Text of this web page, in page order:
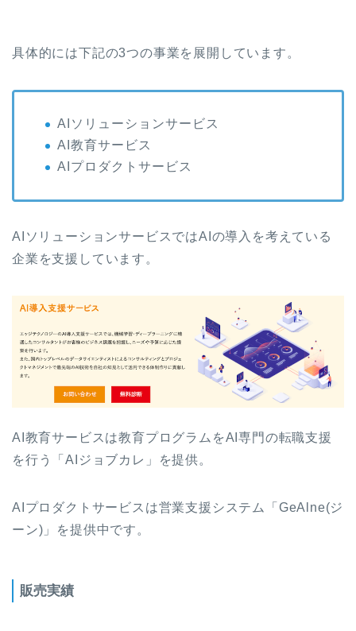
具体的には下記の3つの事業を展開しています。
AIソリューションサービス
AI教育サービス
AIプロダクトサービス
AIソリューションサービスではAIの導入を考えている
企業を支援しています。
AI教育サービスは教育プログラムをAI専門の転職支援
を行う「AIジョブカレ」を提供。
AIプロダクトサービスは営業支援システム「GeAlne(ジ
ーン)」を提供中です。
販売実績